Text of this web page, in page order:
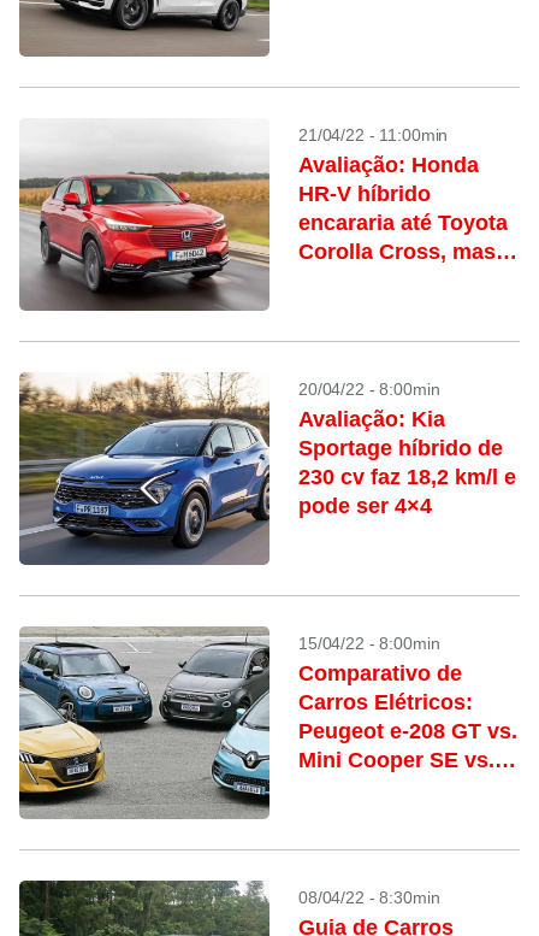
21/04/22 - 11:00min
Avaliação: Honda
HR-V híbrido
encararia até Toyota
Corolla Cross, mas
20/04/22 - 8:00min
Avaliação: Kia
Sportage híbrido de
230 cv faz 18,2 km/l e
pode ser 4×4
15/04/22 - 8:00min
Comparativo de
Carros Elétricos:
Peugeot e-208 GT vs.
Mini Cooper SE vs.
08/04/22 - 8:30min
Guia de Carros